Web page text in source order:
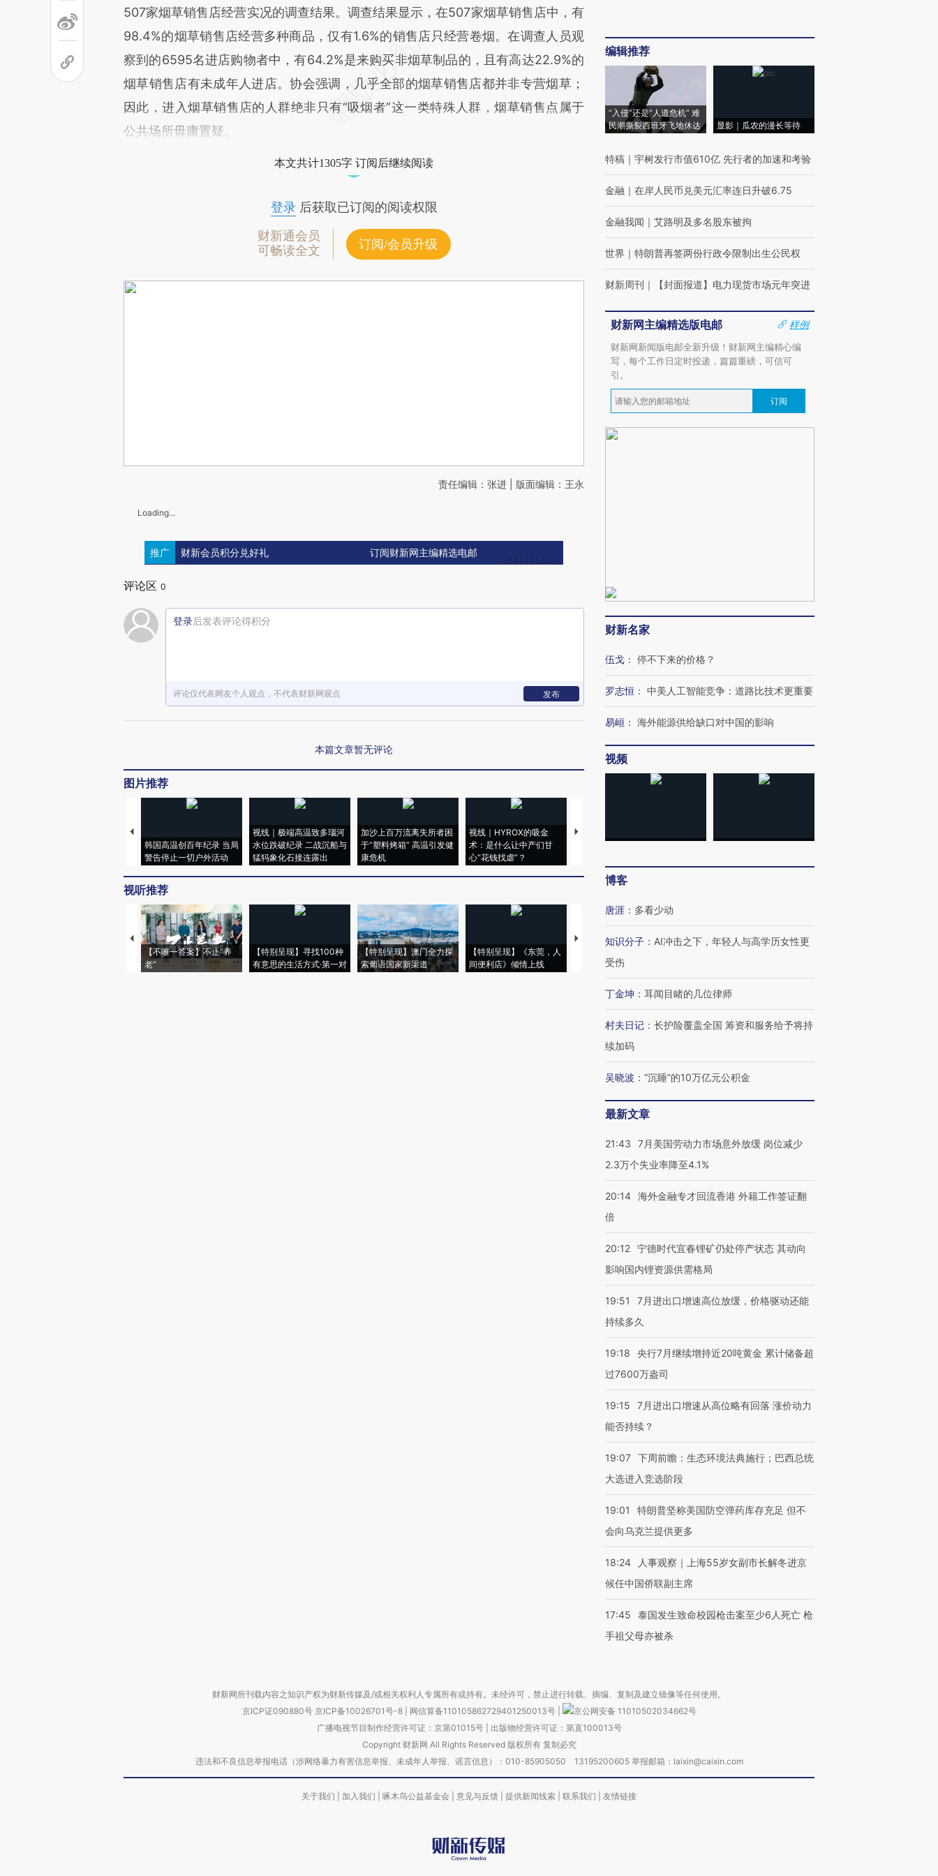
507家烟草销售店经营实况的调查结果。调查结果显示，在507家烟草销售店中，有
98.4%的烟草销售店经营多种商品，仅有1.6%的销售店只经营卷烟。在调查人员观
察到的6595名进店购物者中，有64.2%是来购买非烟草制品的，且有高达22.9%的
烟草销售店有未成年人进店。协会强调，几乎全部的烟草销售店都并非专营烟草；
因此，进入烟草销售店的人群绝非只有“吸烟者”这一类特殊人群，烟草销售点属于
公共场所毋庸置疑。
本文共计1305字 订阅后继续阅读
登录后获取已订阅的阅读权限
财新通会员
可畅读全文
订阅/会员升级
责任编辑：张进 | 版面编辑：王永
Loading...
推广 财新会员积分兑好礼 订阅财新网主编精选电邮
评论区 0
登录后发表评论得积分
评论仅代表网友个人观点，不代表财新网观点 发布
本篇文章暂无评论
图片推荐
韩国高温创百年纪录 当局
警告停止一切户外活动
视线｜极端高温致多瑙河
水位跌破纪录 二战沉船与
猛犸象化石接连露出
加沙上百万流离失所者困
于“塑料烤箱” 高温引发健
康危机
视线｜HYROX的吸金
术：是什么让中产们甘
心“花钱找虐”？
马航飞行员跨国走私7万
视听推荐
【不唯一答案】不止“养
老”
【特别呈现】寻找100种
有意思的生活方式·第一对
【特别呈现】澳门全力探
索葡语国家新渠道
【特别呈现】《东莞，人
间便利店》倾情上线
【推广】走进第四届链博
【商旅对话】华住集团
编辑推荐
“入侵”还是“人道危机” 难
民潮撕裂西班牙飞地休达
显影｜瓜农的漫长等待
特稿 ｜ 宇树发行市值610亿 先行者的加速和考验
金融 ｜ 在岸人民币兑美元汇率连日升破6.75
金融我闻 ｜ 艾路明及多名股东被拘
世界 ｜ 特朗普再签两份行政令限制出生公民权
财新周刊 ｜ 【封面报道】电力现货市场元年突进
财新网主编精选版电邮
样例
财新网新闻版电邮全新升级！财新网主编精心编
写，每个工作日定时投递，篇篇重磅，可信可
引。
订阅
财新名家
伍戈 ： 停不下来的价格？
罗志恒 ： 中美人工智能竞争：道路比技术更重要
易峘 ： 海外能源供给缺口对中国的影响
视频
博客
唐涯 ： 多看少动
知识分子 ： AI冲击之下，年轻人与高学历女性更
受伤
丁金坤 ： 耳闻目睹的几位律师
村夫日记 ： 长护险覆盖全国 筹资和服务给予将持
续加码
吴晓波 ： “沉睡”的10万亿元公积金
最新文章
21:43
7月美国劳动力市场意外放缓 岗位减少
2.3万个失业率降至4.1%
20:14 海外金融专才回流香港 外籍工作签证翻
倍
20:12 宁德时代宜春锂矿仍处停产状态 其动向
影响国内锂资源供需格局
19:51
7月进出口增速高位放缓，价格驱动还能
持续多久
19:18
央行7月继续增持近20吨黄金 累计储备超
过7600万盎司
19:15
7月进出口增速从高位略有回落 涨价动力
能否持续？
19:07 下周前瞻：生态环境法典施行；巴西总统
大选进入竞选阶段
19:01
特朗普坚称美国防空弹药库存充足 但不
会向乌克兰提供更多
18:24
人事观察｜上海55岁女副市长解冬进京
候任中国侨联副主席
17:45
泰国发生致命校园枪击案至少6人死亡 枪
手祖父母亦被杀
财新网所刊载内容之知识产权为财新传媒及/或相关权利人专属所有或持有。未经许可，禁止进行转载、摘编、复制及建立镜像等任何使用。
京ICP证090880号 京ICP备10026701号-8 网信算备110105862729401250013号
京公网安备 11010502034662号
广播电视节目制作经营许可证：京第01015号| 出版物经营许可证：第直100013号
Copyright 财新网 All Rights Reserved 版权所有 复制必究
违法和不良信息举报电话（涉网络暴力有害信息举报、未成年人举报、谣言信息）：010-85905050 13195200605 举报邮箱：laixin@caixin.com
关于我们 加入我们 啄木鸟公益基金会 意见与反馈 提供新闻线索 联系我们 友情链接